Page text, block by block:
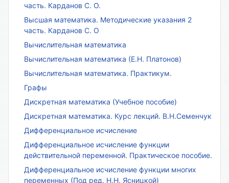
часть. Карданов С. О.
Высшая математика. Методические указания 2
часть. Карданов С. О
Вычислительная математика
Вычислительная математика (Е.Н. Платонов)
Вычислительная математика. Практикум.
Графы
Дискретная математика (Учебное пособие)
Дискретная математика. Курс лекций. В.Н.Семенчук
Дифференциальное исчисление
Дифференциальное исчисление функции
действительной переменной. Практическое пособие.
Дифференциальное исчисление функции многих
переменных (Под ред. Н.Н. Ясницкой)